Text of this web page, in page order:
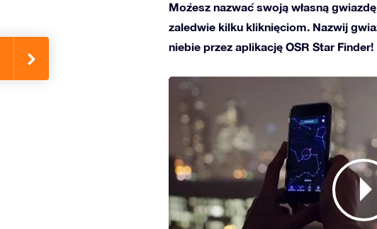
Możesz nazwać swoją własną
zaledwie kilku kliknięciom. Nazwij
niebie przez aplikację OSR Star Finder!